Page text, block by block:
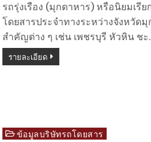
ตั๋ว
รถ
ทัวร์
“รถ
เหลือง
รถ
รถรุ่งเรือง (มุกดาหาร) หรือนิยมเรี
โดยสารประจำทางระหว่างจังหวัด
สำคัญต่าง ๆ เช่น เพชรบุรี หัวหิน ช
รายละเอียด
Posted
ข้อมูลบริษัทรถโดยสาร